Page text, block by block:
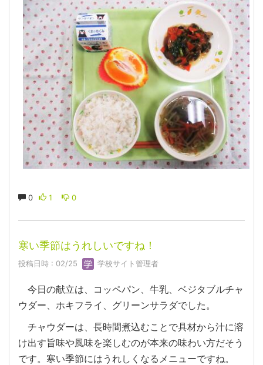
0 1 0
寒い季節はうれしいですね！
投稿日時 : 02/25 学校サイト管理者
今日の献立は、コッペパン、牛乳、ベジタブルチャ
ウダー、ホキフライ、グリーンサラダでした。
チャウダーは、長時間煮込むことで具材から汁に溶
け出す旨味や風味を楽しむのが本来の味わい方だそう
です。寒い季節にはうれしくなるメニューですね。